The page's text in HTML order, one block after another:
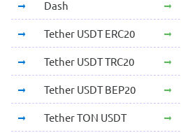
Dash
Tether USDT ERC20
Tether USDT TRC20
Tether USDT BEP20
Tether TON USDT